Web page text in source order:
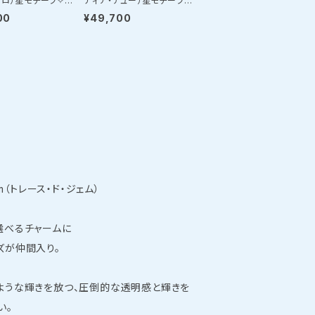
ャスターネックレ
ロングパールネックレス
¥49,700
レース・ド・ジェム）
べるチャームに
が仲間入り。
うな輝きを放つ、圧倒的な透明感と輝きを